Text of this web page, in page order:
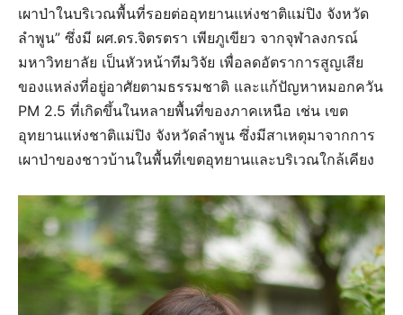
เผาป่าในบริเวณพื้นที่รอยต่ออุทยานแห่งชาติแม่ปิง จังหวัด
ลำพูน” ซึ่งมี ผศ.ดร.จิตรตรา เพียภูเขียว จากจุฬาลงกรณ์
มหาวิทยาลัย เป็นหัวหน้าทีมวิจัย เพื่อลดอัตราการสูญเสีย
ของแหล่งที่อยู่อาศัยตามธรรมชาติ และแก้ปัญหาหมอกควัน
PM 2.5 ที่เกิดขึ้นในหลายพื้นที่ของภาคเหนือ เช่น เขต
อุทยานแห่งชาติแม่ปิง จังหวัดลำพูน ซึ่งมีสาเหตุมาจากการ
เผาป่าของชาวบ้านในพื้นที่เขตอุทยานและบริเวณใกล้เคียง